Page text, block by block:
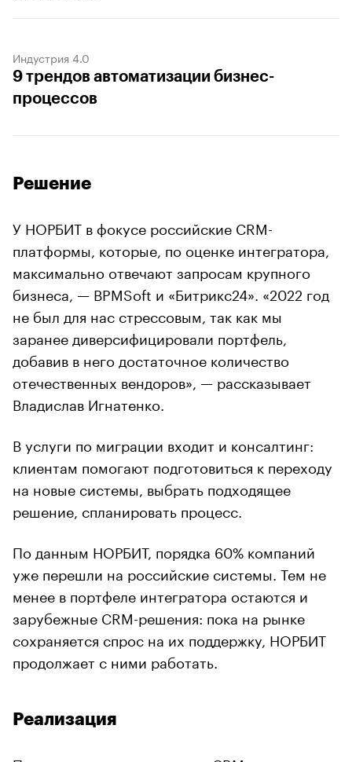
Индустрия 4.0
9 трендов автоматизации бизнес-
процессов
Решение
У НОРБИТ в фокусе российские CRM-
платформы, которые, по оценке интегратора,
максимально отвечают запросам крупного
бизнеса, — BPMSoft и «Битрикс24». «2022 год
не был для нас стрессовым, так как мы
заранее диверсифицировали портфель,
добавив в него достаточное количество
отечественных вендоров», — рассказывает
Владислав Игнатенко.
В услуги по миграции входит и консалтинг:
клиентам помогают подготовиться к переходу
на новые системы, выбрать подходящее
решение, спланировать процесс.
По данным НОРБИТ, порядка 60% компаний
уже перешли на российские системы. Тем не
менее в портфеле интегратора остаются и
зарубежные CRM-решения: пока на рынке
сохраняется спрос на их поддержку, НОРБИТ
продолжает с ними работать.
Реализация